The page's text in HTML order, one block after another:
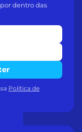
dentro das
Política de